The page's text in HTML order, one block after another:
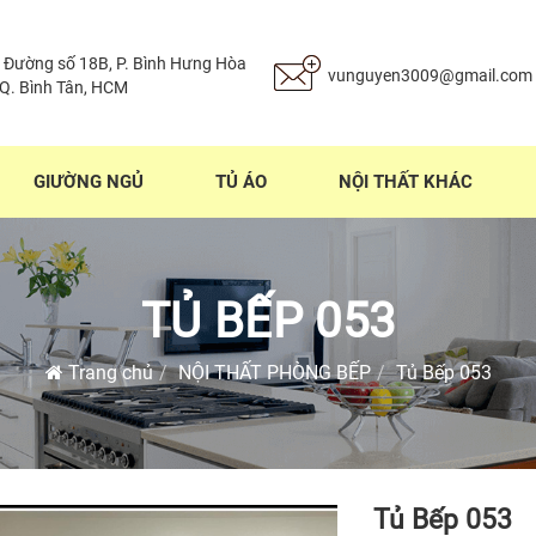
Đường số 18B, P. Bình Hưng Hòa
Bình Tân, HCM
vunguyen3009@gmail.com
GIƯỜNG NGỦ TỦ ÁO NỘI THẤT KHÁC
TỦ BẾP 053
Trang chủ NỘI THẤT PHÒNG BẾP Tủ Bếp 053
Tủ Bếp 053